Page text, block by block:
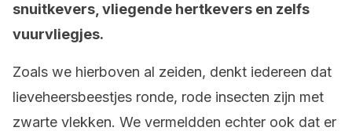
snuitkevers, vliegende hertkevers en zelfs
vuurvliegjes.
Zoals we hierboven al zeiden, denkt iedereen dat
lieveheersbeestjes ronde, rode insecten zijn met
zwarte vlekken. We vermeldden echter ook dat er